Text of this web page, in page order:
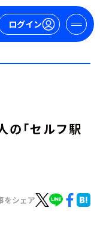
ログイン
の「セルフ駅
をシェア